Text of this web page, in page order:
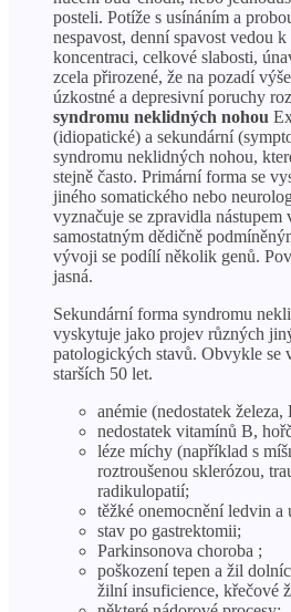
posteli. Potíže s usínáním a
nespavost, denní spavost vedou
koncentraci, celkové slabosti,
zcela přirozené, že na pozadí
úzkostné a depresivní poruchy
syndromu neklidných nohou
(idiopatické) a sekundární
syndromu neklidných nohou,
stejně často. Primární forma se
jiného somatického nebo
vyznačuje se zpravidla nástupem
samostatným dědičně
vývoji se podílí několik genů.
jasná.
Sekundární forma syndromu
vyskytuje jako projev různých
patologických stavů. Obvykle se
starších 50 let.
anémie (nedostatek
nedostatek vitamínů B,
léze míchy (například s
roztroušenou sklerózou,
radikulopatií;
těžké onemocnění ledvin a
stav po gastrektomii;
Parkinsonova choroba ;
poškození tepen a žil
žilní insuficience, křečové